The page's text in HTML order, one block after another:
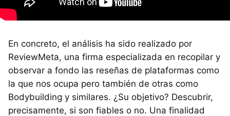
En concreto, el análisis ha sido realizado por
ReviewMeta, una firma especializada en recopilar y
observar a fondo las reseñas de plataformas como
la que nos ocupa pero también de otras como
Bodybuilding y similares. ¿Su objetivo? Descubrir,
precisamente, si son fiables o no. Una finalidad